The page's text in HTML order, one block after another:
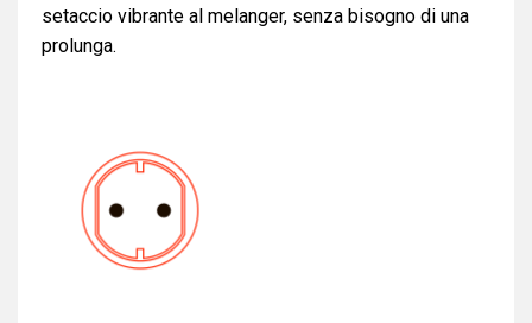
setaccio vibrante al melanger, senza bisogno di una
prolunga.